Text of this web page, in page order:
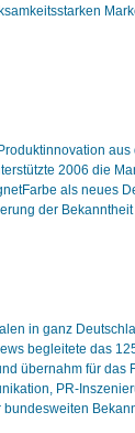
2006 die
als neues
der
in ganz
begleitete das
übernahm für
PR-